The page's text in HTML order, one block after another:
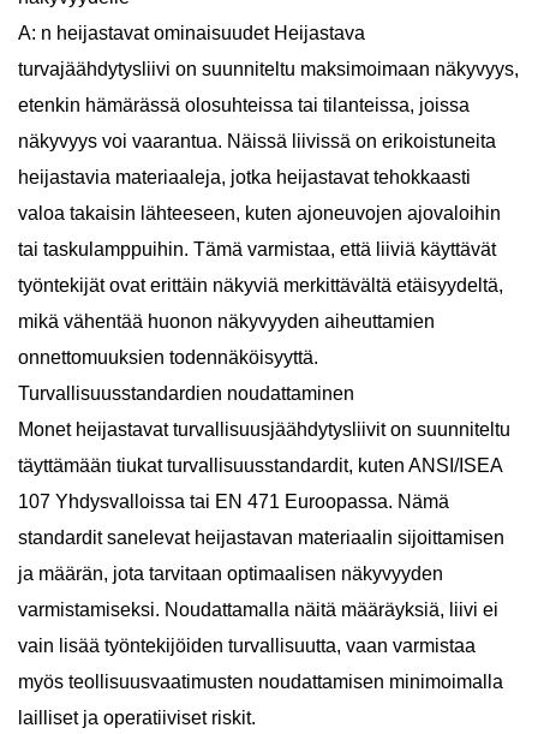
A: n heijastavat ominaisuudet Heijastava
turvajäähdytysliivi on suunniteltu maksimoimaan näkyvyys,
etenkin hämärässä olosuhteissa tai tilanteissa, joissa
näkyvyys voi vaarantua. Näissä liivissä on erikoistuneita
heijastavia materiaaleja, jotka heijastavat tehokkaasti
valoa takaisin lähteeseen, kuten ajoneuvojen ajovaloihin
tai taskulamppuihin. Tämä varmistaa, että liiviä käyttävät
työntekijät ovat erittäin näkyviä merkittävältä etäisyydeltä,
mikä vähentää huonon näkyvyyden aiheuttamien
onnettomuuksien todennäköisyyttä.
Turvallisuusstandardien noudattaminen
Monet heijastavat turvallisuusjäähdytysliivit on suunniteltu
täyttämään tiukat turvallisuusstandardit, kuten ANSI/ISEA
107 Yhdysvalloissa tai EN 471 Euroopassa. Nämä
standardit sanelevat heijastavan materiaalin sijoittamisen
ja määrän, jota tarvitaan optimaalisen näkyvyyden
varmistamiseksi. Noudattamalla näitä määräyksiä, liivi ei
vain lisää työntekijöiden turvallisuutta, vaan varmistaa
myös teollisuusvaatimusten noudattamisen minimoimalla
lailliset ja operatiiviset riskit.